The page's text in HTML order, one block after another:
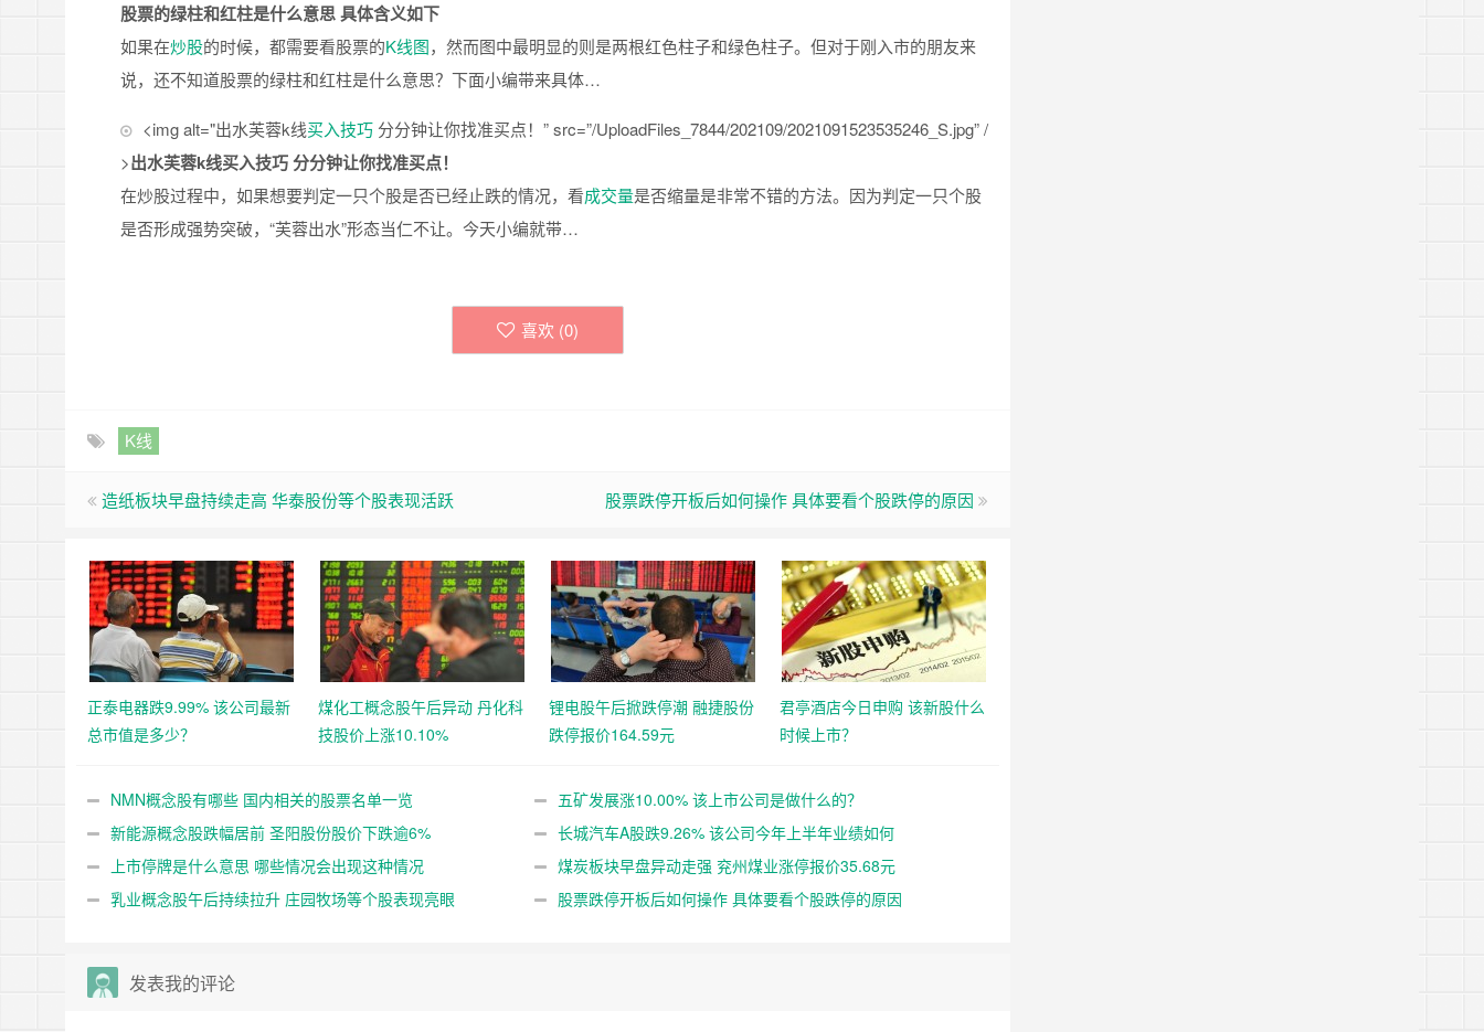
股票的绿柱和红柱是什么意思 具体含义如下
如果在炒股的时候，都需要看股票的K线图，然而图中最明显的则是两根红色柱子和绿色柱子。但对于刚入市的朋友来
说，还不知道股票的绿柱和红柱是什么意思？下面小编带来具体…
<img alt="出水芙蓉k线买入技巧 分分钟让你找准买点！” src=”/UploadFiles_7844/202109/2021091523535246_S.jpg” /
>出水芙蓉k线买入技巧 分分钟让你找准买点！
在炒股过程中，如果想要判定一只个股是否已经止跌的情况，看成交量是否缩量是非常不错的方法。因为判定一只个股
是否形成强势突破，“芙蓉出水”形态当仁不让。今天小编就带…
喜欢 (0)
K线
造纸板块早盘持续走高 华泰股份等个股表现活跃 股票跌停开板后如何操作 具体要看个股跌停的原因
正泰电器跌9.99% 该公司最新
总市值是多少？
煤化工概念股午后异动 丹化科
技股价上涨10.10%
锂电股午后掀跌停潮 融捷股份
跌停报价164.59元
君亭酒店今日申购 该新股什么
时候上市？
NMN概念股有哪些 国内相关的股票名单一览
五矿发展涨10.00% 该上市公司是做什么的？
新能源概念股跌幅居前 圣阳股份股价下跌逾6%
长城汽车A股跌9.26% 该公司今年上半年业绩如何
上市停牌是什么意思 哪些情况会出现这种情况
煤炭板块早盘异动走强 兖州煤业涨停报价35.68元
乳业概念股午后持续拉升 庄园牧场等个股表现亮眼
股票跌停开板后如何操作 具体要看个股跌停的原因
发表我的评论